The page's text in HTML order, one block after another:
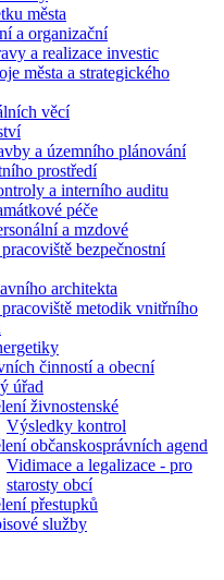
města
a organizační
a realizace investic
města a strategického
věcí
a územního plánování
prostředí
a interního auditu
péče
a mzdové
bezpečnostní
architekta
pracoviště metodik vnitřního
činností a obecní
úřad
živnostenské
Výsledky kontrol
občanskosprávních agend
Vidimace a legalizace - pro
starosty obcí
přestupků
služby